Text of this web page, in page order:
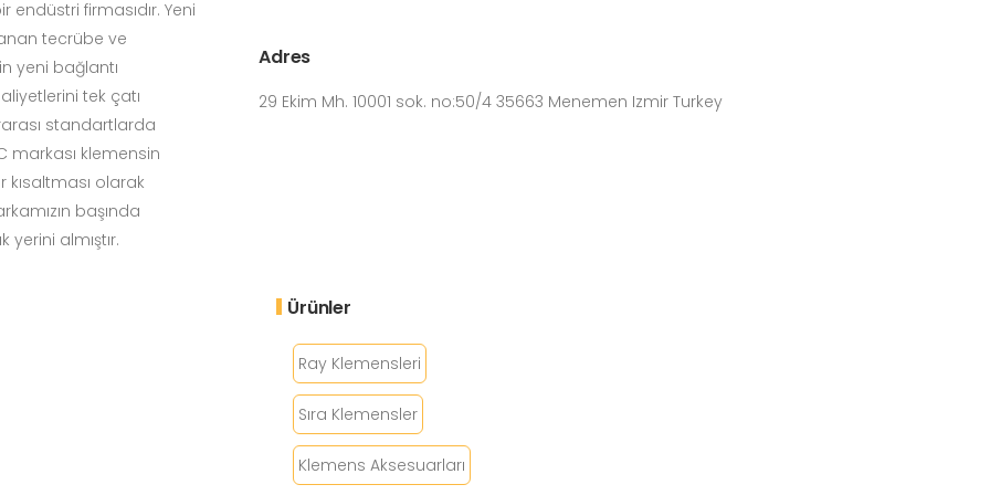
endüstri firmasıdır. Yeni
tecrübe ve
yeni bağlantı
tek çatı
standartlarda
markası klemensin
kısaltması olarak
başında
almıştır.
Adres
29 Ekim Mh. 10001 sok. no:50/4 35663 Menemen Izmir Turkey
Ürünler
Ray Klemensleri
Sıra Klemensler
Klemens Aksesuarları